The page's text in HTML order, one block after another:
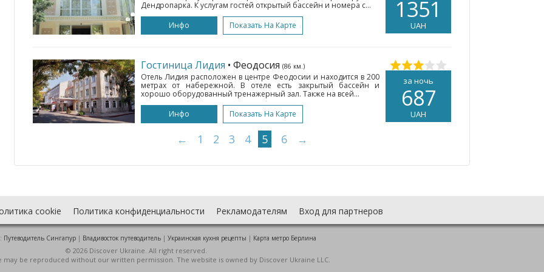
1351
UAH
Дендропарка. К услугам гостей открытый бассейн и номера с...
Инфо
Показать На Карте
за ночь
687
UAH
Гостиница Лидия • Феодосия (86 км.)
Отель Лидия расположен в центре Феодосии и находится в 200
метрах от набережной. В отеле есть закрытый бассейн и
хорошо оборудованный тренажерный зал. Также на всей...
Инфо
Показать На Карте
← 1 2 3 4 5 6 →
cookie Политика конфиденциальности Рекламодателям Вход для партнеров
Путеводитель Сингапур | Владивосток путеводитель | Украинская кухня рецепты | Карта метро Берлина
© 2026 Discover Ukraine. All right reserved.
may be reproduced without our written permission. The website is owned by Discover Ukraine LLC.